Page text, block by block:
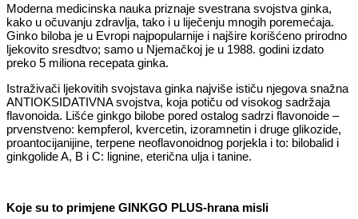
Moderna medicinska nauka priznaje svestrana svojstva ginka,
kako u očuvanju zdravlja, tako i u liječenju mnogih poremećaja.
Ginko biloba je u Evropi najpopularnije i najšire korišćeno prirodno
ljekovito sresdtvo; samo u Njemačkoj je u 1988. godini izdato
preko 5 miliona recepata ginka.
Istraživači ljekovitih svojstava ginka najviše ističu njegova snažna
ANTIOKSIDATIVNA svojstva, koja potiču od visokog sadržaja
flavonoida. Lišće ginkgo bilobe pored ostalog sadrzi flavonoide –
prvenstveno: kempferol, kvercetin, izoramnetin i druge glikozide,
proantocijanijine, terpene neoflavonoidnog porjekla i to: bilobalid i
ginkgolide A, B i C: lignine, eterična ulja i tanine.
Koje su to primjene GINKGO PLUS-hrana misli